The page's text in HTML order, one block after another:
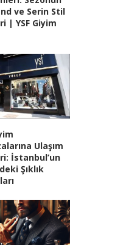
ve Serin Stil
| YSF Giyim
Ulaşım
İstanbul’un
Şıklık